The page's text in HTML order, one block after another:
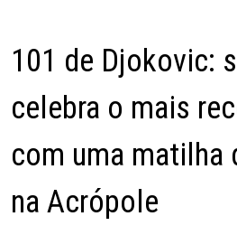
101 de Djokovic:
celebra o mais
com uma matilha
na Acrópole